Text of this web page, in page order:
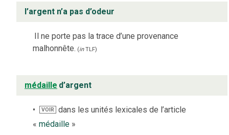
l’argent n’a pas d’odeur
Il ne porte pas la trace d’une provenance
malhonnête. (inTLF)
médaille d’argent
VOIR
dans les unités lexicales de l’article
« médaille »